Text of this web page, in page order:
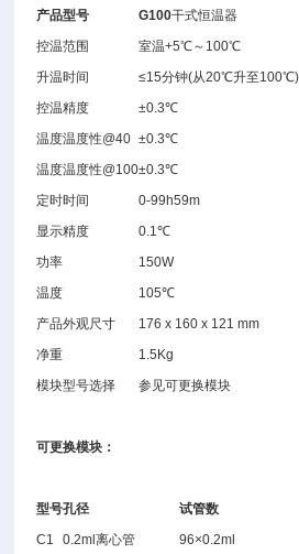
产品型号 G100干式恒温器
控温范围
室温+5℃～100℃
升温时间
≤15分钟(从20℃升至100℃)
控温精度
±0.3℃
温度温度性@40 ±0.3℃
温度温度性@100±0.3℃
定时时间
0-99h59m
显示精度
0.1℃
功率
150W
温度
105℃
产品外观尺寸
176 x 160 x 121 mm
净重
1.5Kg
模块型号选择
参见可更换模块
可更换模块：
型号孔径 试管数
C1
0.2ml离心管 96×0.2ml